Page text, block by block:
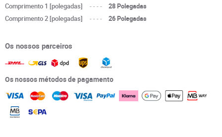
Comprimento 1 [polegadas]
----
28 Polegadas
Comprimento 2 [polegadas]
---- 26 Polegadas
Os nossos parceiros
Os nossos métodos de pagamento